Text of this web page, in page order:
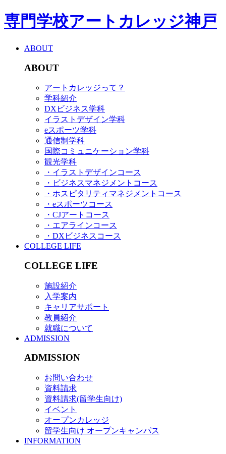
専門学校アートカレッジ神戸
ABOUT
ABOUT
アートカレッジって？
学科紹介
DXビジネス学科
イラストデザイン学科
eスポーツ学科
通信制学科
国際コミュニケーション学科
観光学科
・イラストデザインコース
・ビジネスマネジメントコース
・ホスピタリティマネジメントコース
・eスポーツコース
・CJアートコース
・エアラインコース
・DXビジネスコース
COLLEGE LIFE
COLLEGE LIFE
施設紹介
入学案内
キャリアサポート
教員紹介
就職について
ADMISSION
ADMISSION
お問い合わせ
資料請求
資料請求(留学生向け)
イベント
オープンカレッジ
留学生向け オープンキャンパス
INFORMATION